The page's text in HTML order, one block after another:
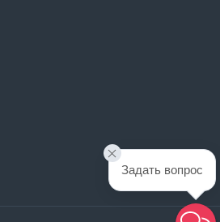
Задать вопрос